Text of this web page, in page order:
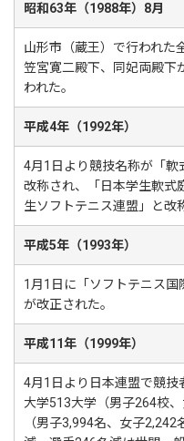
昭和63年（1988年）8月
山形市（蔵王）で行われた
笠宮寛二殿下、同妃両殿下
われた。
平成4年（1992年）
4月1日より競技名称が「軟
改称され、「日本学生軟式
生ソフトテニス連盟」と改
平成5年（1993年）
1月1日に「ソフトテニス国
が改正された。
平成11年（1999年）
4月1日より日本連盟で競技
大学513大学（男子264校
（男子3,994名、女子